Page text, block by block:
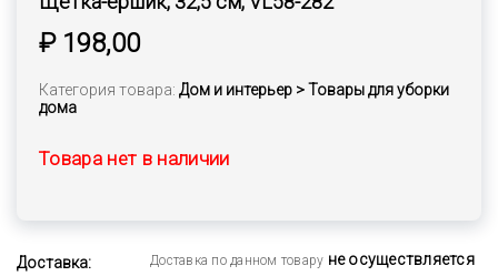
₽ 198,00
Категория товара: Дом и интерьер > Товары для уборки
дома
Товара нет в наличии
Доставка: Доставка по данном товару не осуществляется